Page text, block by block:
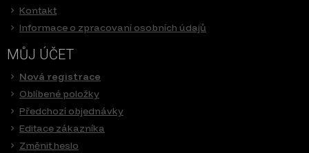
Kontakt
Informace o zpracovaní osobních údajů
MŮJ ÚČET
Nová registrace
Oblíbené položky
Předchozí objednávky
Editace zákazníka
Změnit heslo